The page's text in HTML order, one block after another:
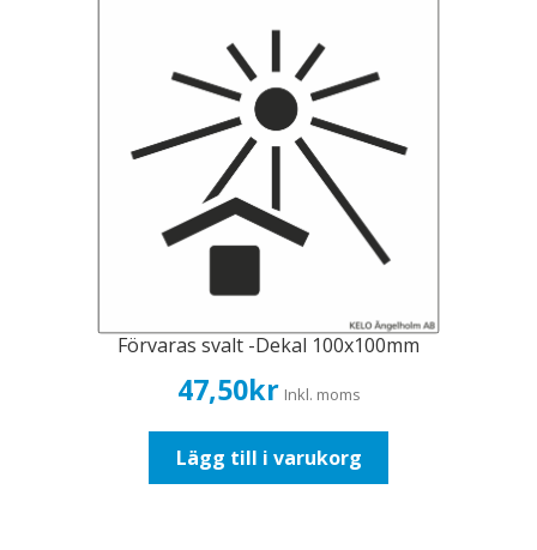
Förvaras svalt -Dekal 100x100mm
47,50kr Inkl. moms
Lägg till i varukorg